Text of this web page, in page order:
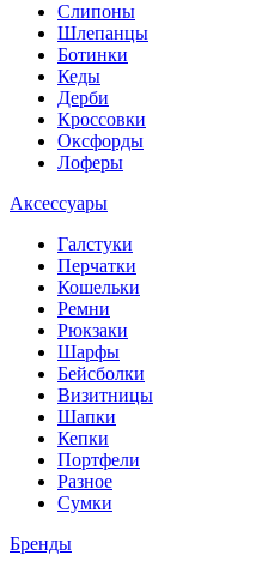
Слипоны
Шлепанцы
Ботинки
Кеды
Дерби
Кроссовки
Оксфорды
Лоферы
Аксессуары
Галстуки
Перчатки
Кошельки
Ремни
Рюкзаки
Шарфы
Бейсболки
Визитницы
Шапки
Кепки
Портфели
Разное
Сумки
Бренды